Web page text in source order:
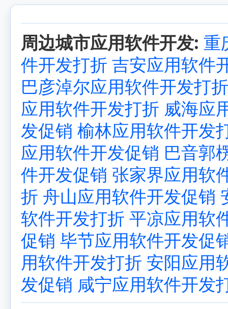
周边城市应用软件开发: 重
件开发打折 吉安应用软件
巴彦淖尔应用软件开发打折
应用软件开发打折 威海应
发促销 榆林应用软件开发
应用软件开发促销 巴音郭
件开发促销 张家界应用软
折 舟山应用软件开发促销
软件开发打折 平凉应用软
促销 毕节应用软件开发促
用软件开发打折 安阳应用
发促销 咸宁应用软件开发